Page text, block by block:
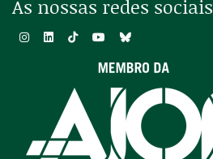
As nossas redes sociais